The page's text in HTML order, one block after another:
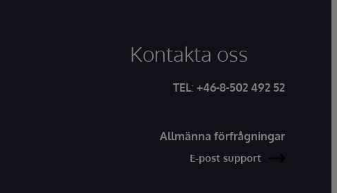
Kontakta oss
TEL: +46-8-502 492 52
Allmänna förfrågningar
E-post support